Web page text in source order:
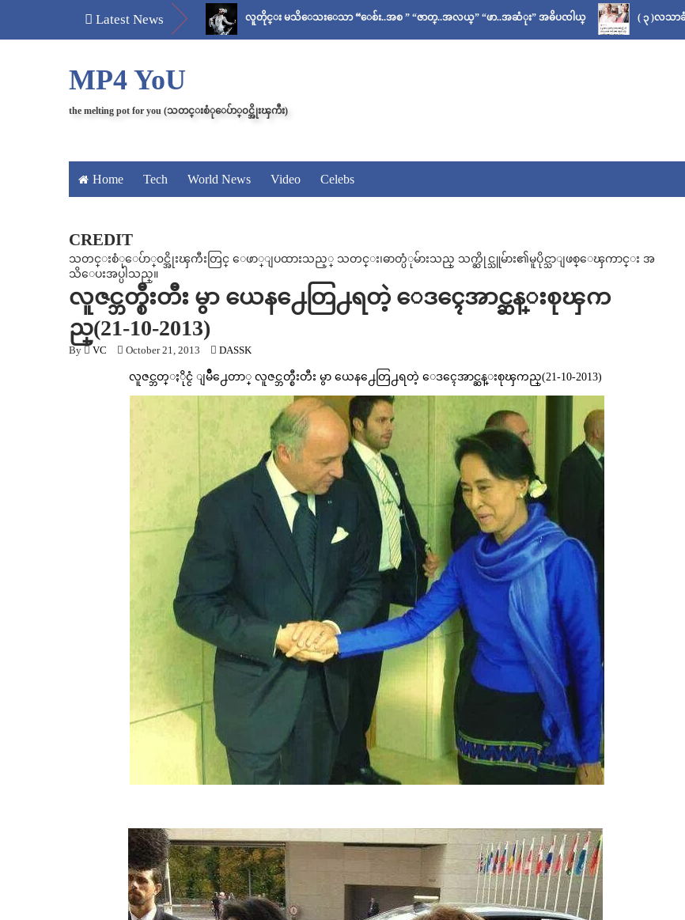
Latest News
မန်ကျည်းချဉ် သိပ်နည်း လူတိုင္း မသိေသးေသာ “ေစ်း..အစ ” “ဇာတ္..အလယ္” “ဖာ..အဆံုး” အဓိပၸါယ္ ( ၃ )လသာခံတော့မယ်လို့ သိခဲ့ပ
MP4 YoU
the melting pot for you (သတင္းစံုေပ်ာ္၀င္အိုးၾကီး)
Home Tech World News Video Celebs
CREDIT
သတင္းစံုေပ်ာ္၀င္အိုးၾကီးတြင္ ေဖာ္ျပထားသည့္ သတင္း၊ဓာတ္ပံုမ်ားသည္ သက္ဆိုင္သူမ်ား၏မူပိုင္သာျဖစ္ေၾကာင္း အ
သိေပးအပ္ပါသည္။
လူဇင္ဘတ္စီးတီး မွာ ယေန႕ေတြ႕ရတဲ့ ေဒၚေအာင္ဆန္းစုၾက
ည္(21-10-2013)
By VC October 21, 2013 DASSK
လူဇင္ဘတ္ႏိုင္ငံ ျမိဳ႕ေတာ္ လူဇင္ဘတ္စီးတီး မွာ ယေန႕ေတြ႕ရတဲ့ ေဒၚေအာင္ဆန္းစုၾကည္(21-10-2013)